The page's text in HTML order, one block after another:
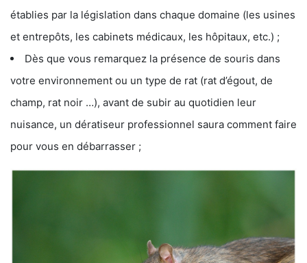
établies par la législation dans chaque domaine (les usines
et entrepôts, les cabinets médicaux, les hôpitaux, etc.) ;
Dès que vous remarquez la présence de souris dans
votre environnement ou un type de rat (rat d’égout, de
champ, rat noir …), avant de subir au quotidien leur
nuisance, un dératiseur professionnel saura comment faire
pour vous en débarrasser ;